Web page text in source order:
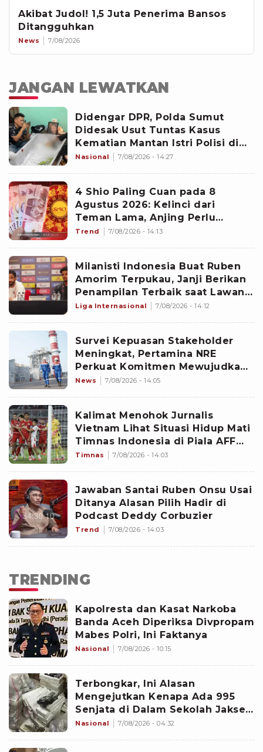
Akibat Judol! 1,5 Juta Penerima Bansos
Ditangguhkan
News 7/08/2026
JANGAN LEWATKAN
Didengar DPR, Polda Sumut
Didesak Usut Tuntas Kasus
Kematian Mantan Istri Polisi di
Medan
Nasional 7/08/2026 - 14:27
4 Shio Paling Cuan pada 8
Agustus 2026: Kelinci dari
Teman Lama, Anjing Perlu
Waspada
Trend 7/08/2026 - 14:13
Milanisti Indonesia Buat Ruben
Amorim Terpukau, Janji Berikan
Penampilan Terbaik saat Lawan
Chelsea di GBK
Liga Internasional 7/08/2026 - 14:12
Survei Kepuasan Stakeholder
Meningkat, Pertamina NRE
Perkuat Komitmen Mewujudkan
Transisi Energi Berkelanjutan
News 7/08/2026 - 14:05
Kalimat Menohok Jurnalis
Vietnam Lihat Situasi Hidup Mati
Timnas Indonesia di Piala AFF
2026: Sulit tapi Garuda Bisa
Timnas 7/08/2026 - 14:03
Jawaban Santai Ruben Onsu Usai
Ditanya Alasan Pilih Hadir di
Podcast Deddy Corbuzier
Trend 7/08/2026 - 14:03
TRENDING
Kapolresta dan Kasat Narkoba
Banda Aceh Diperiksa Divpropam
Mabes Polri, Ini Faktanya
Nasional 7/08/2026 - 10:15
Terbongkar, Ini Alasan
Mengejutkan Kenapa Ada 995
Senjata di Dalam Sekolah Jaksel
Sejak 2020
Nasional 7/08/2026 - 04:32